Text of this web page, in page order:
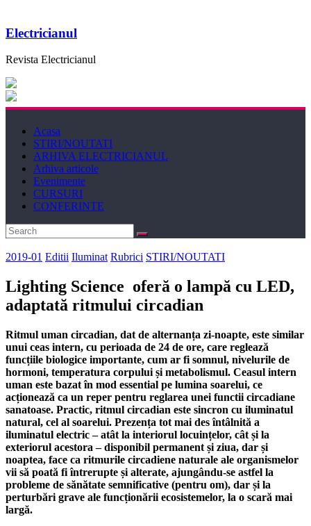
Electricianul
Revista Electricianul
Acasa
STIRI/NOUTATI
ARHIVA ELECTRICIANUL
Arhiva articole
Evenimente
CURSURI
CONFERINTE
2019-01 Editii Iluminat Rubrici STIRI/NOUTATI
Lighting Science oferă o lampă cu LED,
adaptată ritmului circadian
Ritmul uman circadian, dat de alternanța zi-noapte, este similar
unui ceas intern, cu perioada de 24 de ore, care reglează
funcțiile biologice importante, cum ar fi somnul, nivelurile de
hormoni, temperatura corpului și metabolismul. Ceasul intern
uman este bazat în mod essential pe lumina soarelui, ce
acționează ca un reper pentru reglarea unei functii circadiane
sanatoase. Practic, ritmul circadian este sincron cu iluminatul
natural, cel al soarelui. Prezența tot mai des întâlnită a
iluminatul electric – atât la interiorul locuințelor, cât și la
exteriorul acestora – disponibil permanent și ziua, dar și
noaptea, face ca ritmurile circadiene naturale ale organismelor
vii să poată fi întrerupte și alterate, ajungându-se astfel la
probleme de sănătate semnificative (pentru om), dar și la
perturbări grave ale funcționării ecosistemelor, la o scară mai
largă.